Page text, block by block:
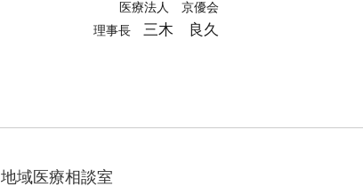
医療法人 京優会
理事長 三木 良久
地域医療相談室